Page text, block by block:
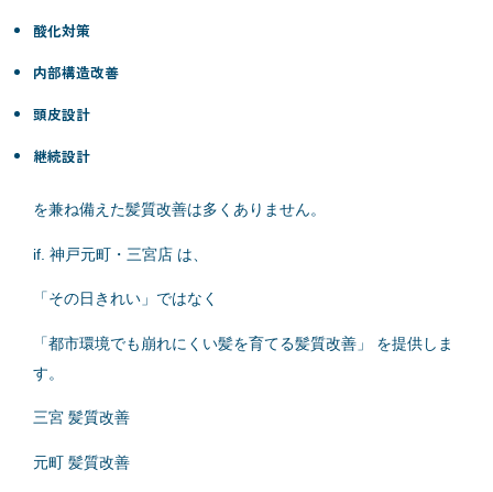
酸化対策
内部構造改善
頭皮設計
継続設計
を兼ね備えた髪質改善は多くありません。
if. 神戸元町・三宮店 は、
「その日きれい」ではなく
「都市環境でも崩れにくい髪を育てる髪質改善」 を提供しま
す。
三宮 髪質改善
元町 髪質改善